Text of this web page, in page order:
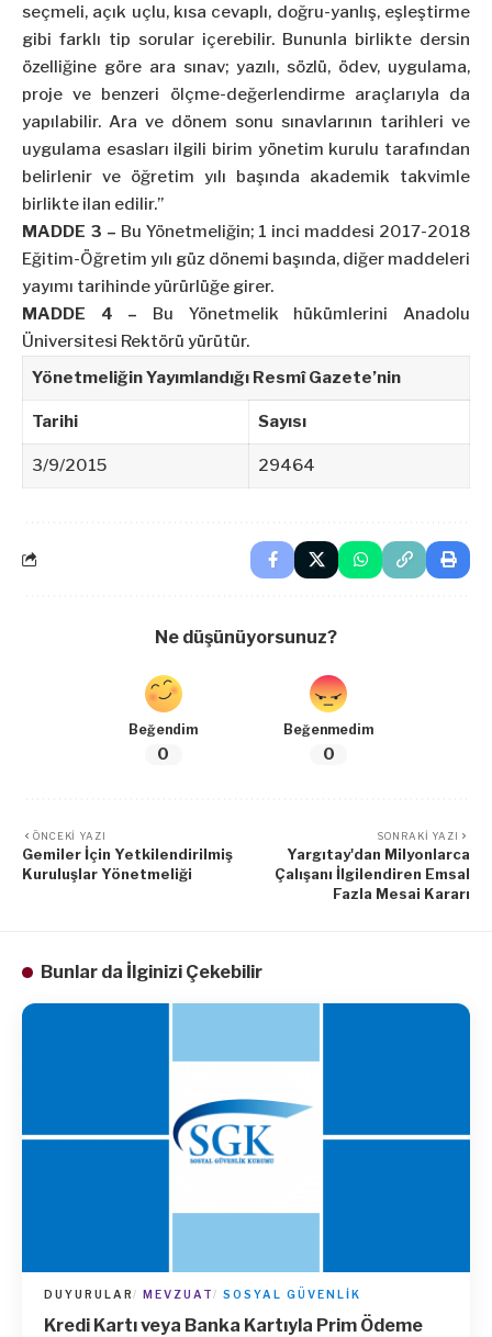
seçmeli, açık uçlu, kısa cevaplı, doğru-yanlış, eşleştirme
gibi farklı tip sorular içerebilir. Bununla birlikte dersin
özelliğine göre ara sınav; yazılı, sözlü, ödev, uygulama,
proje ve benzeri ölçme-değerlendirme araçlarıyla da
yapılabilir. Ara ve dönem sonu sınavlarının tarihleri ve
uygulama esasları ilgili birim yönetim kurulu tarafından
belirlenir ve öğretim yılı başında akademik takvimle
birlikte ilan edilir.”
MADDE 3 – Bu Yönetmeliğin; 1 inci maddesi 2017-2018
Eğitim-Öğretim yılı güz dönemi başında, diğer maddeleri
yayımı tarihinde yürürlüğe girer.
MADDE 4 – Bu Yönetmelik hükümlerini Anadolu
Üniversitesi Rektörü yürütür.
Yönetmeliğin Yayımlandığı Resmî Gazete’nin
Tarihi Sayısı
3/9/2015 29464
Ne düşünüyorsunuz?
Beğendim
0
Beğenmedim
0
ÖNCEKI YAZI
Gemiler İçin Yetkilendirilmiş
Kuruluşlar Yönetmeliği
SONRAKI YAZI
Yargıtay'dan Milyonlarca
Çalışanı İlgilendiren Emsal
Fazla Mesai Kararı
Bunlar da İlginizi Çekebilir
DUYURULAR MEVZUAT SOSYAL GÜVENLIK
Kredi Kartı veya Banka Kartıyla Prim Ödeme